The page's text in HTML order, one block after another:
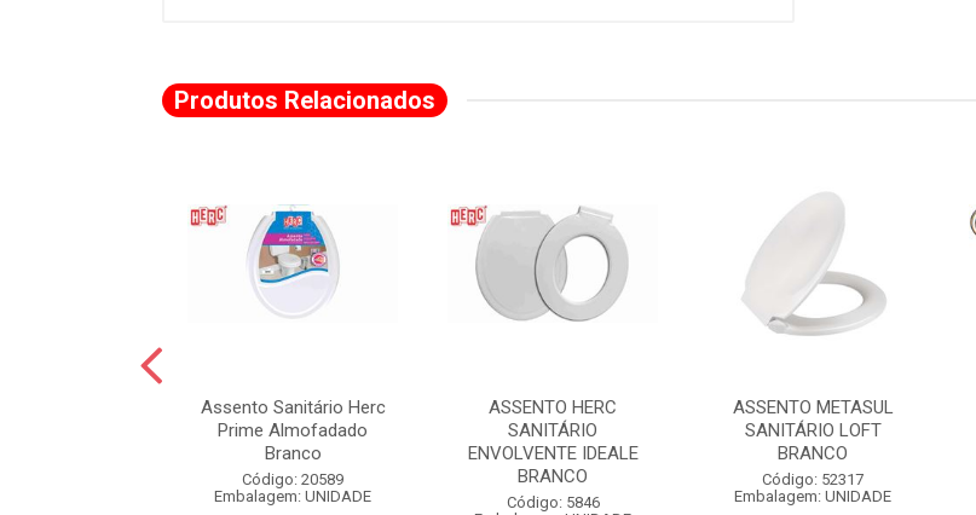
Produtos Relacionados
Assento Sanitário Herc
Prime Almofadado
Branco
Código: 20589
Embalagem: UNIDADE
ASSENTO HERC
SANITÁRIO
ENVOLVENTE IDEALE
BRANCO
Código: 5846
ASSENTO METASUL
SANITÁRIO LOFT
BRANCO
Código: 52317
Embalagem: UNIDADE